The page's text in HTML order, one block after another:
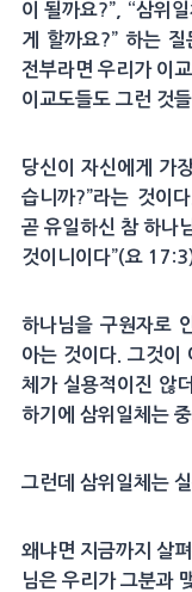
이 될까요?”, “삼위
게 할까요?” 하는 질
전부라면 우리가 이
이교도들도 그런 것
당신이 자신에게 가
습니까?”라는 것이
곧 유일하신 참 하나
것이니이다”(요
하나님을 구원자로
아는 것이다. 그것이
체가 실용적이진 않
하기에 삼위일체는
그런데 삼위일체는
왜냐면 지금까지 살
님은 우리가 그분과